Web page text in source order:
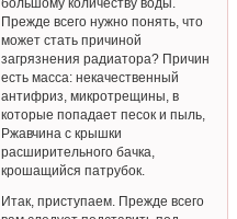
Прежде всего нужно понять, что
может стать причиной
загрязнения радиатора? Причин
есть масса: некачественный
антифриз, микротрещины, в
которые попадает песок и пыль,
Ржавчина с крышки
расширительного бачка,
крошащийся патрубок.
Итак, приступаем. Прежде всего